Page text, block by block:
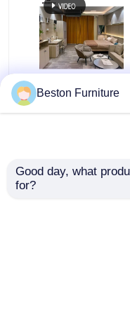
Wohnzimmer
Schlafzimmer Set
Beston Furniture
Good day, what
for?